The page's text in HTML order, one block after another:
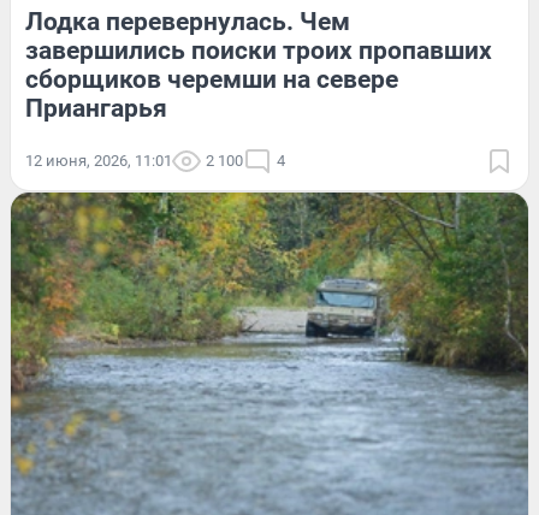
Лодка перевернулась. Чем
завершились поиски троих пропавших
сборщиков черемши на севере
Приангарья
12 июня, 2026, 11:01 2 100 4